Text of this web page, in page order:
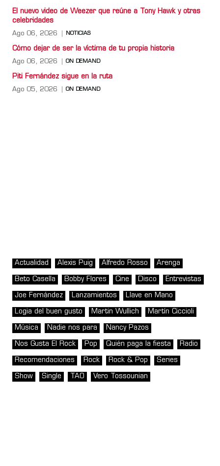
El nuevo video de Weezer que reúne a Tony Hawk y otras
celebridades
Ago 06, 2026 NOTICIAS
Cómo dejar de ser la víctima de tu propia historia
Ago 06, 2026 ON DEMAND
Piti Fernández sigue en la ruta
Ago 05, 2026 ON DEMAND
Actualidad Alexis Puig Alfredo Rosso Arenga
Beto Casella Bobby Flores Cine Disco Entrevistas
Joe Fernández Lanzamientos Llave en Mano
Logia del buen gusto Martin Wullich Martín Ciccioli
Música Nadie nos para Nancy Pazos
Nos Gusta El Rock Pop Quién paga la fiesta Radio
Recomendaciones Rock Rock & Pop Series
Show Single TAO Vero Tossounian